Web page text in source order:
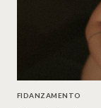
FIDANZAMENTO